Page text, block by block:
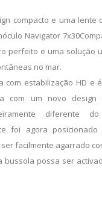
compacto e uma lente
Navigator
perfeito e uma solução
no mar.
com estabilização HD e
com um novo
diferente
foi agora
facilmente agarrado
bussola possa ser